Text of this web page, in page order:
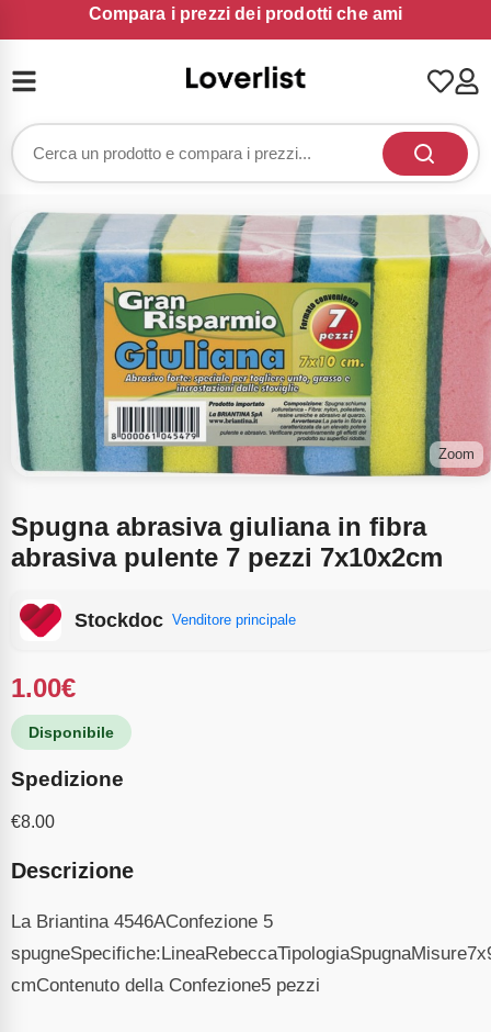
Compara i prezzi dei prodotti che ami
Zoom
Spugna abrasiva giuliana in fibra
abrasiva pulente 7 pezzi 7x10x2cm
Stockdoc Venditore principale
1.00€
Disponibile
Spedizione
€8.00
Descrizione
La Briantina 4546AConfezione 5
cmContenuto della Confezione5 pezzi